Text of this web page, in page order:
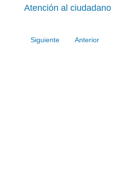
Atención al ciudadano
Siguiente Anterior